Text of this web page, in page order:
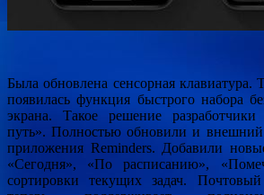
Была обновлена сенсорная клавиатура.
появилась функция быстрого набора
экрана. Такое решение
путь». Полностью обновили и
приложения Reminders. Добавили
«Сегодня», «По расписанию»,
сортировки текущих задач.